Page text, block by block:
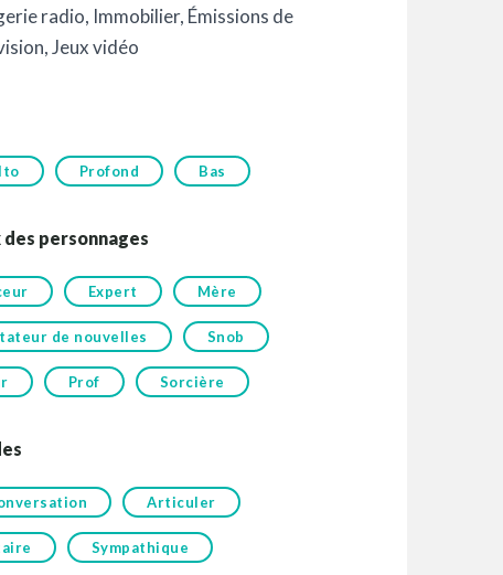
radio, Immobilier, Émissions de
,Jeux vidéo
Profond Bas
des personnages
Expert Mère
de nouvelles Snob
Prof Sorcière
Articuler
Sympathique